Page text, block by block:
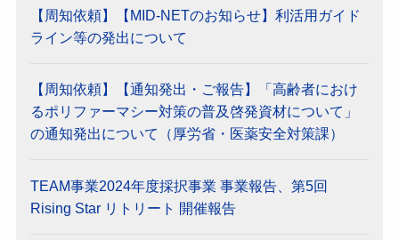
【周知依頼】【MID-NETのお知らせ】利活用ガイド
ライン等の発出について
【周知依頼】【通知発出・ご報告】「高齢者におけ
るポリファーマシー対策の普及啓発資材について」
の通知発出について（厚労省・医薬安全対策課）
TEAM事業2024年度採択事業 事業報告、第5回
Rising Star リトリート 開催報告